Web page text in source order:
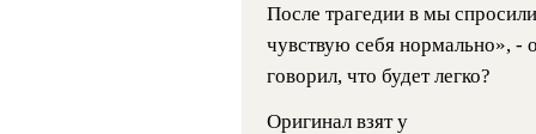
После трагедии в мы
чувствую себя нормально», -
говорил, что будет легко?
Оригинал взят у